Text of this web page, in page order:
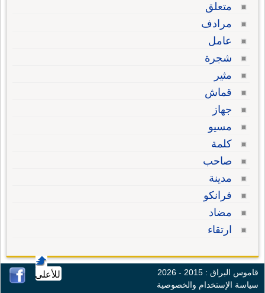
متعلق
مرادف
عامل
شجرة
مثير
قماش
جهاز
مسيو
كلمة
صاحب
مدينة
فرانكو
مضاد
ارتقاء
للأعلى
قاموس البراق : 2015 - 2026
سياسة الإستخدام والخصوصية